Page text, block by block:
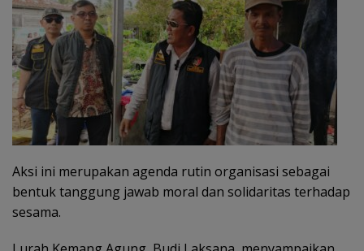
Aksi ini merupakan agenda rutin organisasi sebagai
bentuk tanggung jawab moral dan solidaritas terhadap
sesama.